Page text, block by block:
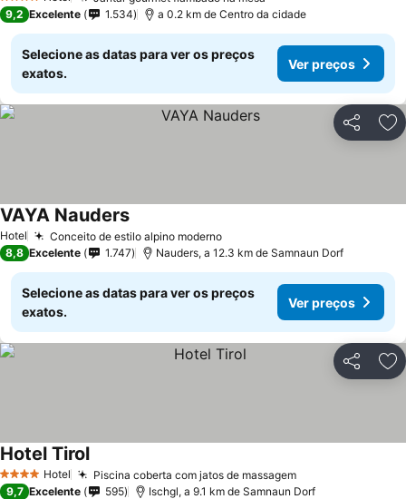
4 Estrelas
9,2 Excelente 1.534 a 0.2 km de Centro da cidade
Selecione as datas para ver os preços
exatos.
Ver preços
Partilhar
Hotel Conceito de estilo alpino modernoVer preços
VAYA NaudersVer preços
8,8 Excelente 1.747 Nauders, a 12.3 km de Samnaun Dorf
Selecione as datas para ver os preços
exatos.
Ver preços
Partilhar
4 EstrelasHotel Piscina coberta com jatos de massagemVer preços
Hotel TirolVer preços
9,7 Excelente 595 Ischgl, a 9.1 km de Samnaun Dorf